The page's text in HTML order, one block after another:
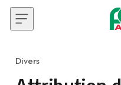
Skip to content
Category
Divers